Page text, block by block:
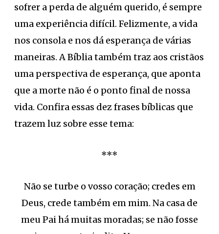
sofrer a perda de alguém querido, é sempre
uma experiência difícil. Felizmente, a vida
nos consola e nos dá esperança de várias
maneiras. A Bíblia também traz aos cristãos
uma perspectiva de esperança, que aponta
que a morte não é o ponto final de nossa
vida. Confira essas dez frases bíblicas que
trazem luz sobre esse tema:
***
Não se turbe o vosso coração; credes em
Deus, crede também em mim. Na casa de
meu Pai há muitas moradas; se não fosse